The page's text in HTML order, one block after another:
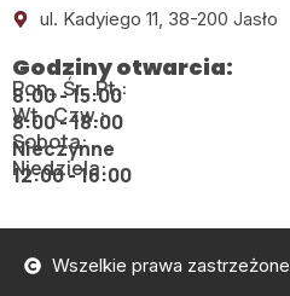
ul. Kadyiego 11, 38-200 Jasło
Godziny otwarcia:
Pon., Śr., Pt.:
8:00 - 15:00
Wt., Czw.:
8:00 - 18:00
Sobota:
Nieczynne
Niedziela:
12:00 - 16:00
Wszelkie prawa zastrzeżone